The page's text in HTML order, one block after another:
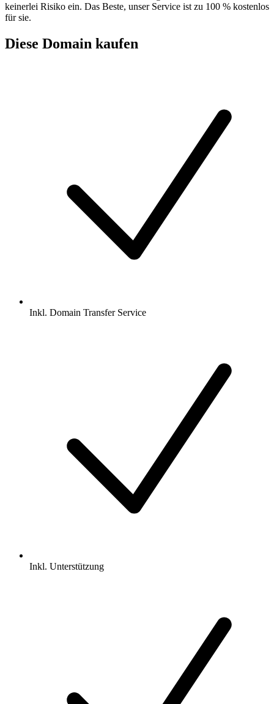
keinerlei Risiko ein. Das Beste, unser Service ist zu 100 % kostenlos
für sie.
Diese Domain kaufen
Inkl. Domain Transfer Service
Inkl. Unterstützung